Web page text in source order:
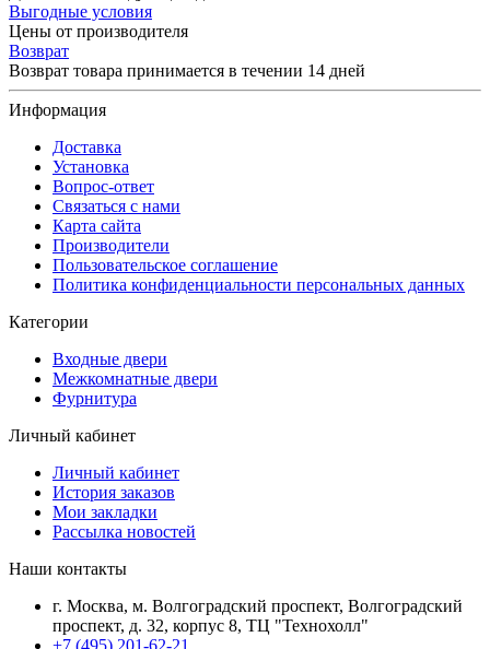
Выгодные условия
Цены от производителя
Возврат
Возврат товара принимается в течении 14 дней
Информация
Доставка
Установка
Вопрос-ответ
Связаться с нами
Карта сайта
Производители
Пользовательское соглашение
Политика конфиденциальности персональных данных
Категории
Входные двери
Межкомнатные двери
Фурнитура
Личный кабинет
Личный кабинет
История заказов
Мои закладки
Рассылка новостей
Наши контакты
г. Москва, м. Волгоградский проспект, Волгоградский
проспект, д. 32, корпус 8, ТЦ "Технохолл"